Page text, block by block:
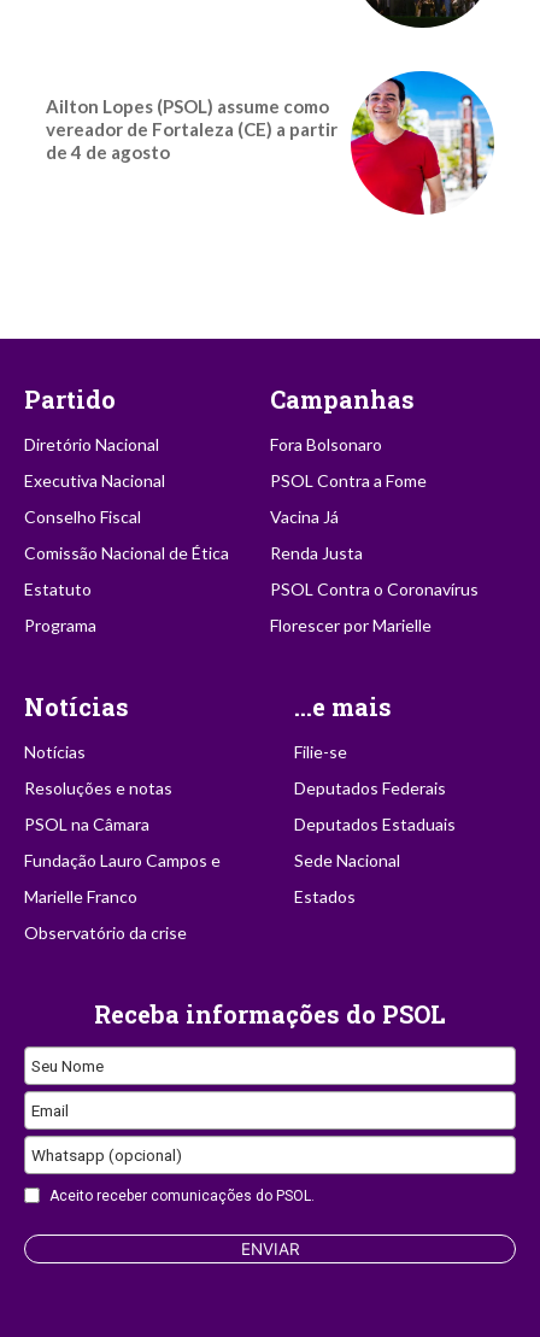
Ailton Lopes (PSOL) assume como
vereador de Fortaleza (CE) a partir
de 4 de agosto
Partido
Diretório Nacional
Executiva Nacional
Conselho Fiscal
Comissão Nacional de Ética
Estatuto
Programa
Campanhas
Fora Bolsonaro
PSOL Contra a Fome
Vacina Já
Renda Justa
PSOL Contra o Coronavírus
Florescer por Marielle
Notícias
Notícias
Resoluções e notas
PSOL na Câmara
Fundação Lauro Campos e
Marielle Franco
Observatório da crise
...e mais
Filie-se
Deputados Federais
Deputados Estaduais
Sede Nacional
Estados
Receba informações do PSOL
Contact
Email
Seu Nome
Email
Whatsapp (opcional)
Aceito receber comunicações do PSOL.
ENVIAR